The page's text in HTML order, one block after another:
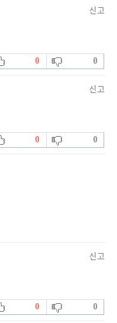
신고
0 0
신고
0 0
신고
0 0